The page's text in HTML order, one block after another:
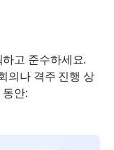
고 준수하세요.
의나 격주 진행 상
안: